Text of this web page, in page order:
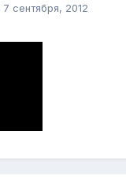
7 сентября, 2012